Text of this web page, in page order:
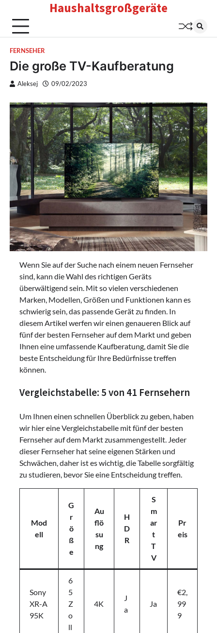
content
Haushaltsgroßgeräte
FERNSEHER
Die große TV-Kaufberatung
Aleksej 09/02/2023
Wenn Sie auf der Suche nach einem neuen Fernseher
sind, kann die Wahl des richtigen Geräts
überwältigend sein. Mit so vielen verschiedenen
Marken, Modellen, Größen und Funktionen kann es
schwierig sein, das passende Gerät zu finden. In
diesem Artikel werfen wir einen genaueren Blick auf
fünf der besten Fernseher auf dem Markt und geben
Ihnen eine umfassende Kaufberatung, damit Sie die
beste Entscheidung für Ihre Bedürfnisse treffen
können.
Vergleichstabelle: 5 von 41 Fernsehern
Um Ihnen einen schnellen Überblick zu geben, haben
wir hier eine Vergleichstabelle mit fünf der besten
Fernseher auf dem Markt zusammengestellt. Jeder
dieser Fernseher hat seine eigenen Stärken und
Schwächen, daher ist es wichtig, die Tabelle sorgfältig
zu studieren, bevor Sie eine Entscheidung treffen.
Mod
ell
G
r
ö
ß
e
Au
flö
su
ng
H
D
R
S
m
ar
t
T
V
Pr
eis
Sony
XR-A
95K
6
5
Z
o
ll
4K
J
a
Ja
€2,
99
9